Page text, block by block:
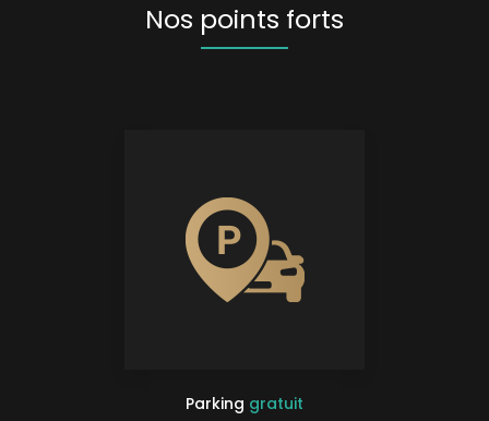
Nos points forts
Parking gratuit